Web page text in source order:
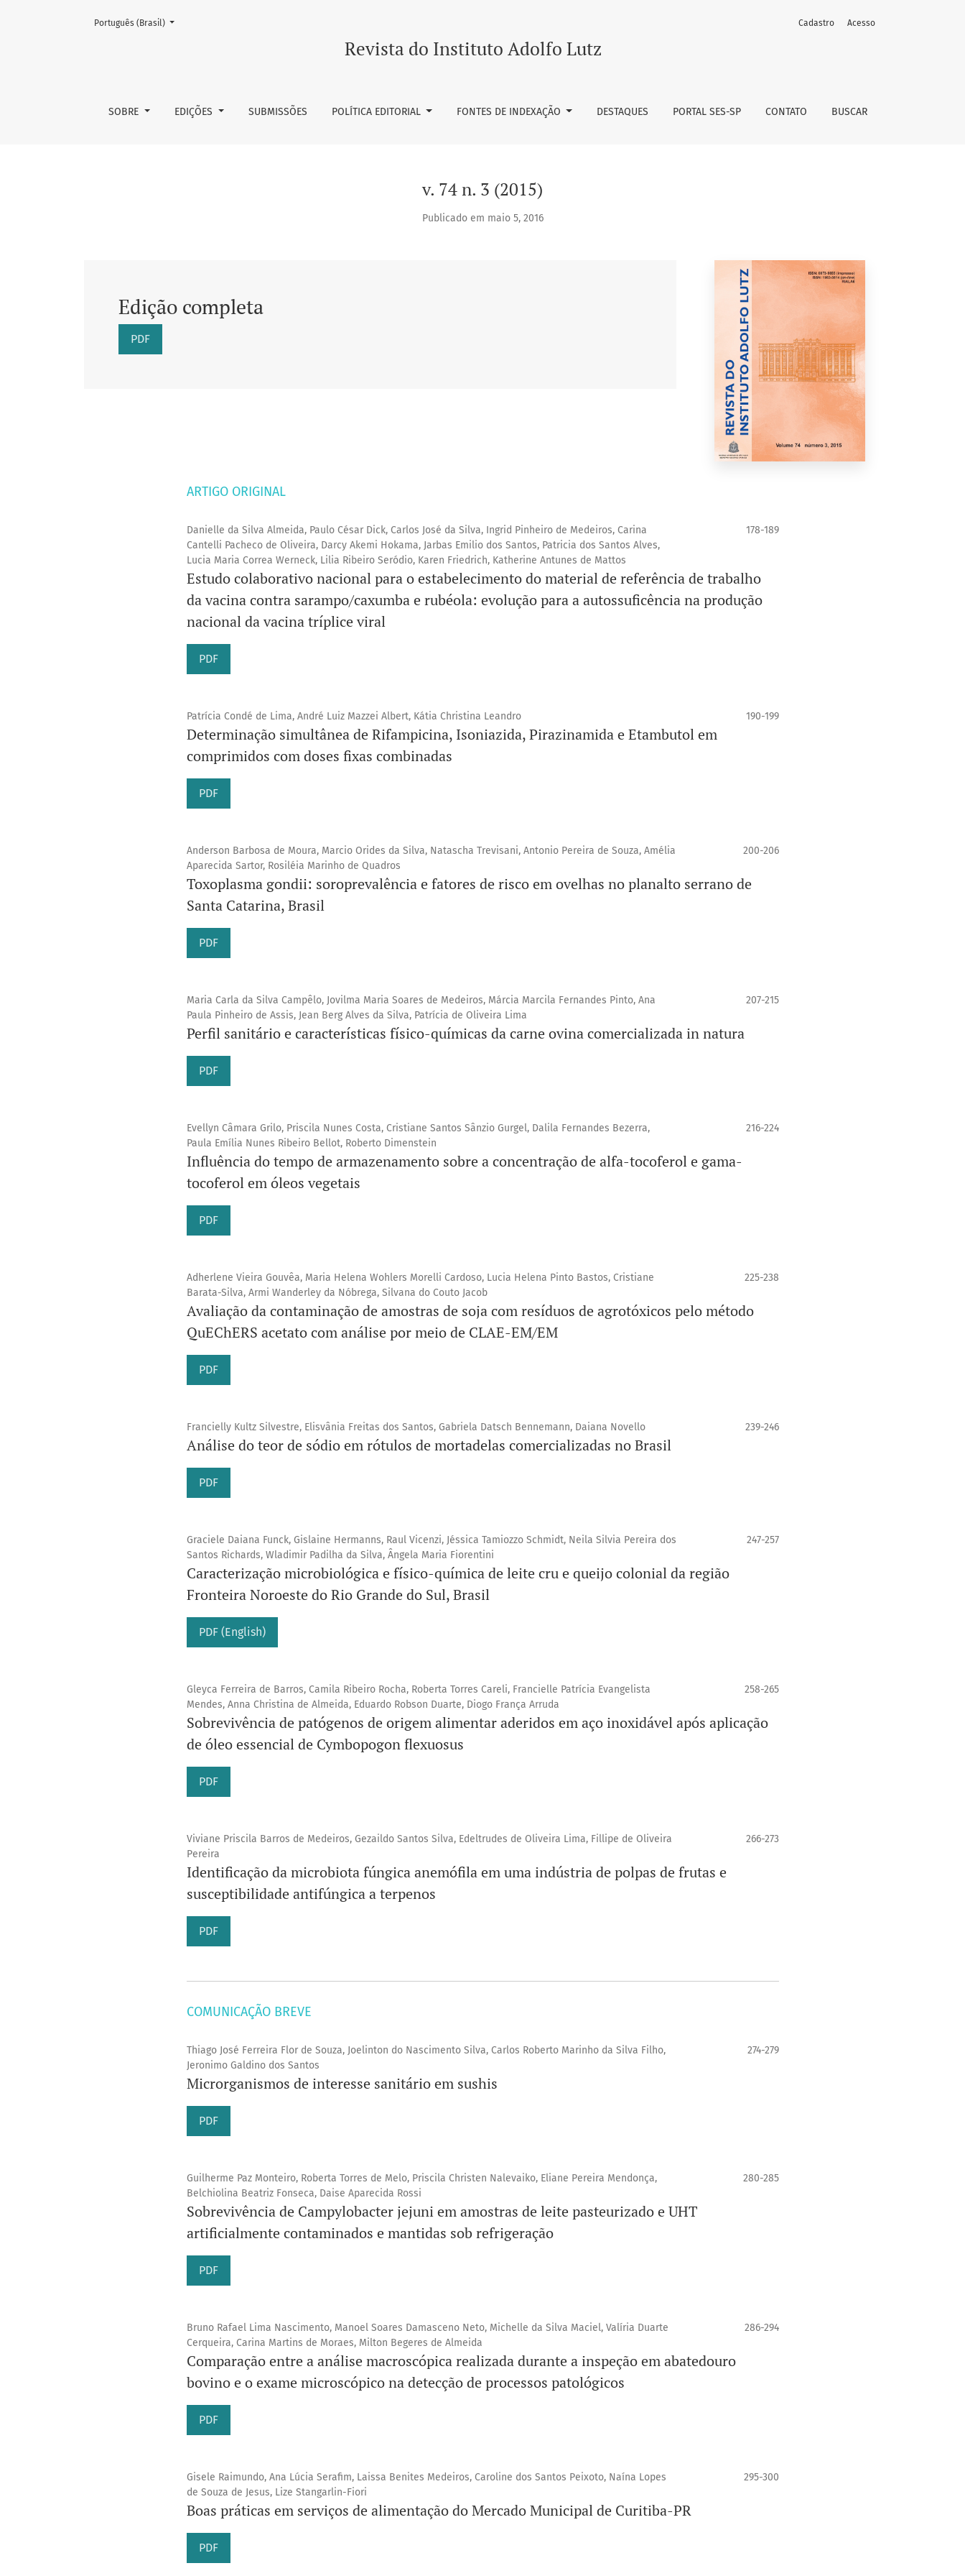
v. 74 n. 3 (2015)
Revista do Instituto Adolfo Lutz
SOBRE EDIÇÕES SUBMISSÕES POLÍTICA EDITORIAL FONTES DE INDEXAÇÃO DESTAQUES PORTAL SES-SP CONTATO BUSCAR
Cadastro Acesso
Mudar o idioma. O atual é:
Português (Brasil)
v. 74 n. 3 (2015)
Publicado em maio 5, 2016
Edição completa
PDF
ARTIGO ORIGINAL
Danielle da Silva Almeida, Paulo César Dick, Carlos José da Silva, Ingrid Pinheiro de Medeiros, Carina
Cantelli Pacheco de Oliveira, Darcy Akemi Hokama, Jarbas Emilio dos Santos, Patricia dos Santos Alves,
Lucia Maria Correa Werneck, Lilia Ribeiro Seródio, Karen Friedrich, Katherine Antunes de Mattos
178-189
Estudo colaborativo nacional para o estabelecimento do material de referência de trabalho
da vacina contra sarampo/caxumba e rubéola: evolução para a autossuficência na produção
nacional da vacina tríplice viral
PDF
Patrícia Condé de Lima, André Luiz Mazzei Albert, Kátia Christina Leandro 190-199
Determinação simultânea de Rifampicina, Isoniazida, Pirazinamida e Etambutol em
comprimidos com doses fixas combinadas
PDF
Anderson Barbosa de Moura, Marcio Orides da Silva, Natascha Trevisani, Antonio Pereira de Souza, Amélia
Aparecida Sartor, Rosiléia Marinho de Quadros
200-206
Toxoplasma gondii: soroprevalência e fatores de risco em ovelhas no planalto serrano de
Santa Catarina, Brasil
PDF
Maria Carla da Silva Campêlo, Jovilma Maria Soares de Medeiros, Márcia Marcila Fernandes Pinto, Ana
Paula Pinheiro de Assis, Jean Berg Alves da Silva, Patrícia de Oliveira Lima
207-215
Perfil sanitário e características físico-químicas da carne ovina comercializada in natura
PDF
Evellyn Câmara Grilo, Priscila Nunes Costa, Cristiane Santos Sânzio Gurgel, Dalila Fernandes Bezerra,
Paula Emília Nunes Ribeiro Bellot, Roberto Dimenstein
216-224
Influência do tempo de armazenamento sobre a concentração de alfa-tocoferol e gama-
tocoferol em óleos vegetais
PDF
Adherlene Vieira Gouvêa, Maria Helena Wohlers Morelli Cardoso, Lucia Helena Pinto Bastos, Cristiane
Barata-Silva, Armi Wanderley da Nóbrega, Silvana do Couto Jacob
225-238
Avaliação da contaminação de amostras de soja com resíduos de agrotóxicos pelo método
QuEChERS acetato com análise por meio de CLAE-EM/EM
PDF
Francielly Kultz Silvestre, Elisvânia Freitas dos Santos, Gabriela Datsch Bennemann, Daiana Novello 239-246
Análise do teor de sódio em rótulos de mortadelas comercializadas no Brasil
PDF
Graciele Daiana Funck, Gislaine Hermanns, Raul Vicenzi, Jéssica Tamiozzo Schmidt, Neila Silvia Pereira dos
Santos Richards, Wladimir Padilha da Silva, Ângela Maria Fiorentini
247-257
Caracterização microbiológica e físico-química de leite cru e queijo colonial da região
Fronteira Noroeste do Rio Grande do Sul, Brasil
PDF (English)
Gleyca Ferreira de Barros, Camila Ribeiro Rocha, Roberta Torres Careli, Francielle Patrícia Evangelista
Mendes, Anna Christina de Almeida, Eduardo Robson Duarte, Diogo França Arruda
258-265
Sobrevivência de patógenos de origem alimentar aderidos em aço inoxidável após aplicação
de óleo essencial de Cymbopogon flexuosus
PDF
Viviane Priscila Barros de Medeiros, Gezaildo Santos Silva, Edeltrudes de Oliveira Lima, Fillipe de Oliveira
Pereira
266-273
Identificação da microbiota fúngica anemófila em uma indústria de polpas de frutas e
susceptibilidade antifúngica a terpenos
PDF
COMUNICAÇÃO BREVE
Thiago José Ferreira Flor de Souza, Joelinton do Nascimento Silva, Carlos Roberto Marinho da Silva Filho,
Jeronimo Galdino dos Santos
274-279
Microrganismos de interesse sanitário em sushis
PDF
Guilherme Paz Monteiro, Roberta Torres de Melo, Priscila Christen Nalevaiko, Eliane Pereira Mendonça,
Belchiolina Beatriz Fonseca, Daise Aparecida Rossi
280-285
Sobrevivência de Campylobacter jejuni em amostras de leite pasteurizado e UHT
artificialmente contaminados e mantidas sob refrigeração
PDF
Bruno Rafael Lima Nascimento, Manoel Soares Damasceno Neto, Michelle da Silva Maciel, Valíria Duarte
Cerqueira, Carina Martins de Moraes, Milton Begeres de Almeida
286-294
Comparação entre a análise macroscópica realizada durante a inspeção em abatedouro
bovino e o exame microscópico na detecção de processos patológicos
PDF
Gisele Raimundo, Ana Lúcia Serafim, Laissa Benites Medeiros, Caroline dos Santos Peixoto, Naína Lopes
de Souza de Jesus, Lize Stangarlin-Fiori
295-300
Boas práticas em serviços de alimentação do Mercado Municipal de Curitiba-PR
PDF